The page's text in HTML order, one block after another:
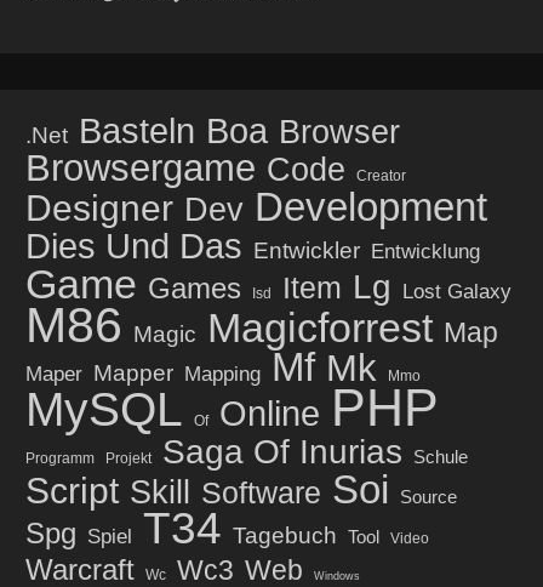
.net Basteln Boa Browser
Browsergame Code Creator
Designer Dev Development
Dies Und Das Entwickler Entwicklung
Game Games Isd Item Lg Lost Galaxy
M86 Magic Magicforrest Map
Maper Mapper Mapping Mf Mk Mmo
MySQL Of Online PHP
Programm Projekt Saga Of Inurias Schule
Script Skill Software Soi Source
Spg Spiel T34 Tagebuch Tool Video
Warcraft Wc Wc3 Web Windows